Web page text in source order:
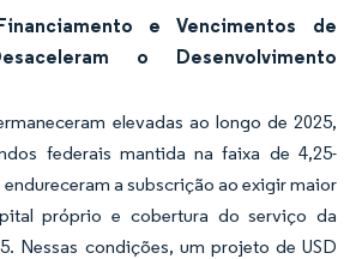
e Vencimentos de
o Desenvolvimento
elevadas ao longo de 2025,
federais mantida na faixa de 4,25-
endureceram a subscrição ao exigir maior
próprio e cobertura do serviço da
Nessas condições, um projeto de USD